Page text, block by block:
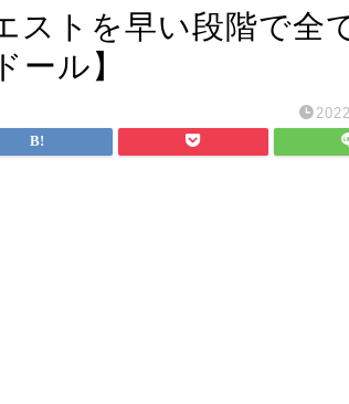
ストを早い段階で全
ール】